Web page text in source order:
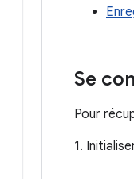
Se
Pour
1.